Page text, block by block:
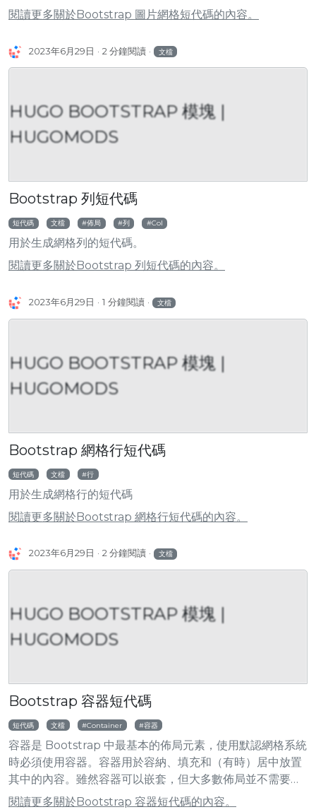
閱讀更多關於Bootstrap 圖片網格短代碼的內容。
2023年6月29日 2 分鐘閱讀 文檔
HUGO BOOTSTRAP 模塊 |
HUGOMODS
Bootstrap 列短代碼
短代碼 文檔 佈局 列 Col
用於生成網格列的短代碼。
閱讀更多關於Bootstrap 列短代碼的內容。
2023年6月29日 1 分鐘閱讀 文檔
HUGO BOOTSTRAP 模塊 |
HUGOMODS
Bootstrap 網格行短代碼
短代碼 文檔 行
用於生成網格行的短代碼
閱讀更多關於Bootstrap 網格行短代碼的內容。
2023年6月29日 2 分鐘閱讀 文檔
HUGO BOOTSTRAP 模塊 |
HUGOMODS
Bootstrap 容器短代碼
短代碼 文檔 Container 容器
容器是 Bootstrap 中最基本的佈局元素，使用默認網格系統
時必須使用容器。容器用於容納、填充和（有時）居中放置
其中的內容。雖然容器可以嵌套，但大多數佈局並不需要嵌
套容器。
閱讀更多關於Bootstrap 容器短代碼的內容。